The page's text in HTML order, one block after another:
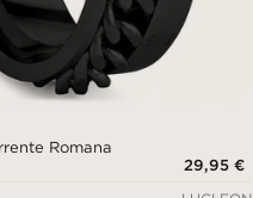
Romana
29,95 €